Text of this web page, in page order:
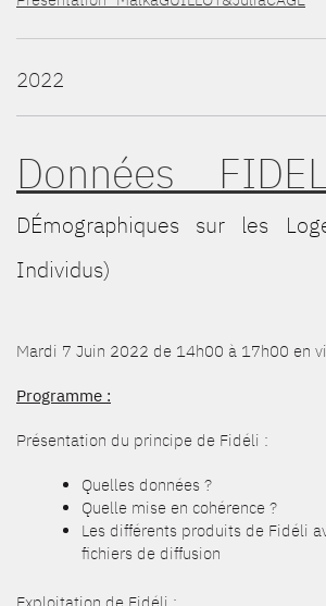
2022
Données
DÉmographiques sur les
Individus)
Mardi 7 Juin 2022 de 14h00 à 17h00 en
Programme :
Présentation du principe de Fidéli :
Quelles données ?
Quelle mise en cohérence ?
Les différents produits de Fidéli
fichiers de diffusion